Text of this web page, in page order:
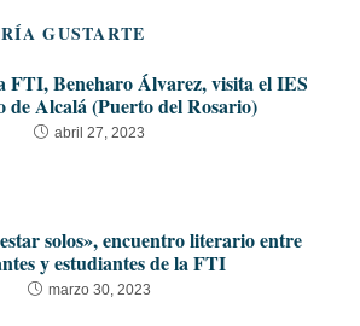
GUSTARTE
FTI, Beneharo Álvarez, visita el IES
de Alcalá (Puerto del Rosario)
abril 27, 2023
solos», encuentro literario entre
y estudiantes de la FTI
marzo 30, 2023